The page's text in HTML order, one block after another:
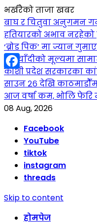
भर्खरैको ताजा खबर
बाघ र चितुवा अनुगमन
हतियारको अभाव
‘ब्रोड पिक’ मा ज्यान
सुनचाँदीको मूल्यमा
कोशी प्रदेश सरकारका
साउन २६ देखि
आज वर्षा कम, भोलि
08 Aug, 2026
Facebook
YouTube
tiktok
instagram
threads
Skip to content
होमपेज
Facebook